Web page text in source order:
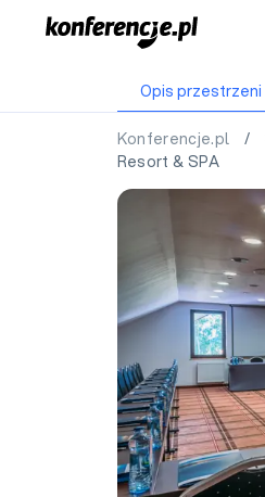
Opis przestrzeni
Konferencje.pl /
Resort & SPA